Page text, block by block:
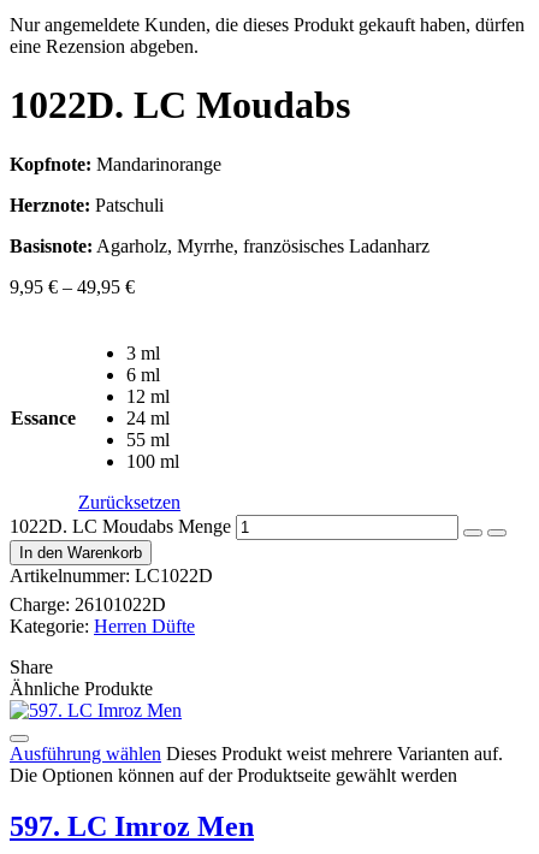
Nur angemeldete Kunden, die dieses Produkt gekauft haben, dürfen
eine Rezension abgeben.
1022D. LC Moudabs
Kopfnote: Mandarinorange
Herznote: Patschuli
Basisnote: Agarholz, Myrrhe, französisches Ladanharz
9,95 € – 49,95 €
Essance
3 ml
6 ml
12 ml
24 ml
55 ml
100 ml
Zurücksetzen
1022D. LC Moudabs Menge
In den Warenkorb
Artikelnummer: LC1022D
Charge: 26101022D
Kategorie: Herren Düfte
Share
Ähnliche Produkte
Ausführung wählen Dieses Produkt weist mehrere Varianten auf.
Die Optionen können auf der Produktseite gewählt werden
597. LC Imroz Men